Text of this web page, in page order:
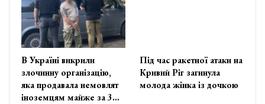
В Україні викрили
злочинну організацію,
яка продавала немовлят
іноземцям майже за 3…
Під час ракетної атаки на
Кривий Ріг загинула
молода жінка із дочкою